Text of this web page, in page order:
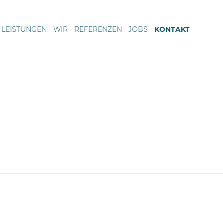
LEISTUNGEN WIR REFERENZEN JOBS KONTAKT